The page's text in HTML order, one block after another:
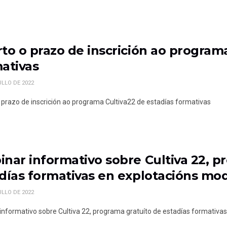
o prazo de inscrición ao
DE 2022
de inscrición ao programa Cultiva22 de estadías formativas
informativo sobre Cultiva 22,
formativas en explotacións
DE 2022
sobre Cultiva 22, programa gratuíto de estadías